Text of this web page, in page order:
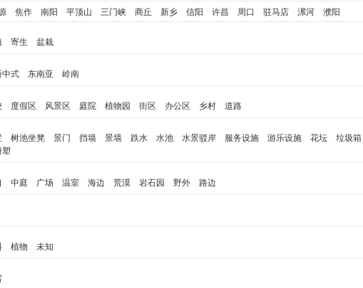
焦作 南阳 平顶山 三门峡 商丘 新乡 信阳 许昌 周口 驻马店 漯河
濮阳
寄生 盆栽
中式 东南亚 岭南
度假区 风景区 庭院 植物园 街区 办公区 乡村 道路
树池坐凳 景门 挡墙 景墙 跌水 水池 水景驳岸 服务设施 游乐设施 花坛 垃圾箱
塑
中庭 广场 温室 海边 荒漠 岩石园 野外 路边
植物 未知